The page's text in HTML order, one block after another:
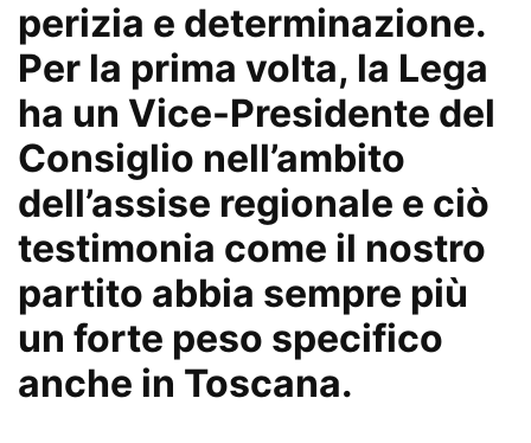
perizia e determinazione.
Per la prima volta, la Lega
ha un Vice-Presidente del
Consiglio nell’ambito
dell’assise regionale e ciò
testimonia come il nostro
partito abbia sempre più
un forte peso specifico
anche in Toscana.